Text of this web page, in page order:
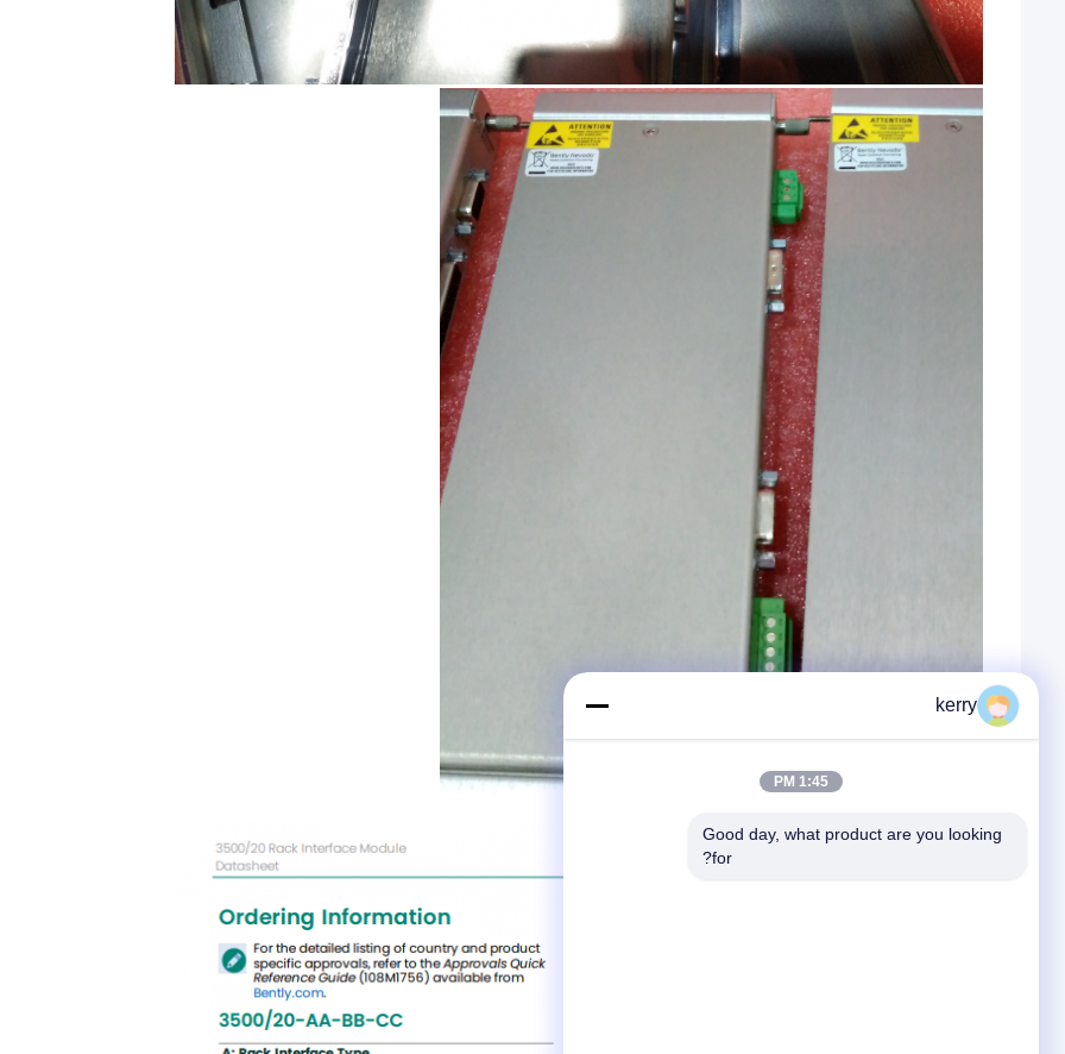
kerry
1:45 PM
Good day, what product are you looking
for?